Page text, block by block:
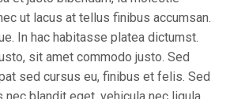
ut lacus at tellus finibus accumsan.
In hac habitasse platea dictumst.
sit amet commodo justo. Sed
sed cursus eu, finibus et felis. Sed